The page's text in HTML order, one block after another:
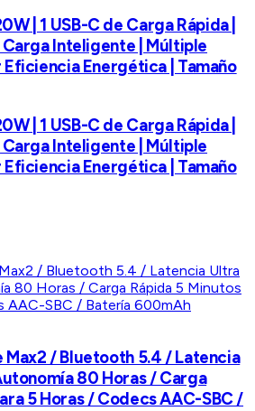
| 1 USB-C de Carga Rápida |
Carga Inteligente | Múltiple
Energética | Tamaño
| 1 USB-C de Carga Rápida |
Carga Inteligente | Múltiple
Energética | Tamaño
/ Bluetooth 5.4 / Latencia
80 Horas / Carga
5 Horas / Codecs AAC-SBC /